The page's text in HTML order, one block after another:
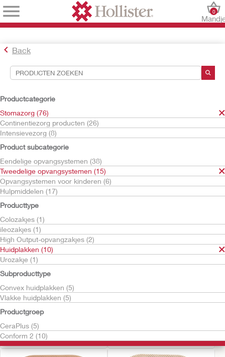
0
Back
Productcategorie
Stomazorg (76)
Continentiezorg producten (26)
Intensievezorg (8)
Product subcategorie
Eendelige opvangsystemen (38)
Tweedelige opvangsystemen (15)
Opvangsystemen voor kinderen (6)
Hulpmiddelen (17)
Producttype
Colozakjes (1)
ileozakjes (1)
High Output-opvangzakjes (2)
Huidplakken (10)
Urozakje (1)
Subproducttype
Convex huidplakken (5)
Vlakke huidplakken (5)
Productgroep
CeraPlus (5)
Conform 2 (10)
Hulpmiddelen voor zoekopdrachten
Uw selecties:
Stomazorg
Tweedelige opvangsystemen
Huidplakken
Uw selectie komt overeen met
Sorteren op:
Probeer kosteloos
Conform 2™ Soft
Convex CeraPlus huidplak
Probeer kosteloos